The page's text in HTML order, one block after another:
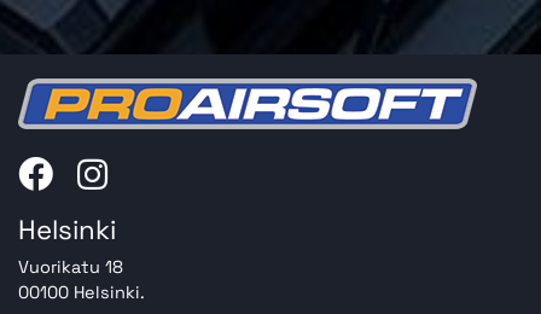
Helsinki
Vuorikatu 18
00100 Helsinki.